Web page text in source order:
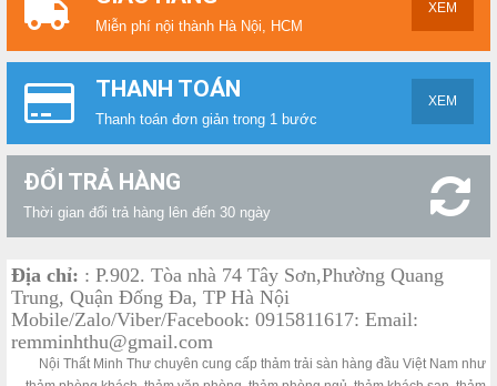
Miễn phí nội thành Hà Nội, HCM
XEM
THANH TOÁN
Thanh toán đơn giản trong 1 bước
XEM
ĐỔI TRẢ HÀNG
Thời gian đổi trả hàng lên đến 30 ngày
Địa chỉ: : P.902. Tòa nhà 74 Tây Sơn,Phường Quang
Trung, Quận Đống Đa, TP Hà Nội
Mobile/Zalo/Viber/Facebook: 0915811617: Email:
remminhthu@gmail.com
Nội Thất Minh Thư chuyên cung cấp thảm trải sàn hàng đầu Việt Nam như